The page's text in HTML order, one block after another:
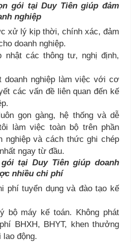
gói tại Duy Tiên giúp đảm
nghiệp
xử lý kịp thời, chính xác, đảm
doanh nghiệp.
các thông tư, nghị định,
doanh nghiệp làm việc với cơ
các vấn đề liên quan đến kế
gọn gàng, hệ thống và dễ
làm việc toàn bộ trên phần
nghiệp và cách thức ghi chép
ngay từ đầu.
tại Duy Tiên giúp doanh
nhiều chi phí
phí tuyển dụng và đào tạo kế
bộ máy kế toán. Không phát
BHXH, BHYT, khen thưởng
động.